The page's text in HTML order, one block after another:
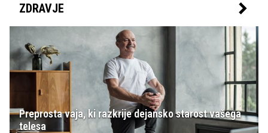
ZDRAVJE
Preprosta vaja, ki razkrije dejansko starost vašega
telesa